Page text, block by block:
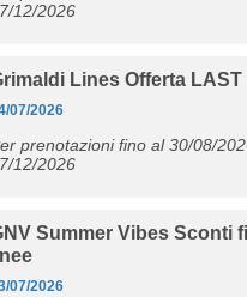
12/2026
Lines Offerta LAST
07/2026
prenotazioni fino al 30/08/
12/2026
Summer Vibes Sconti
07/2026